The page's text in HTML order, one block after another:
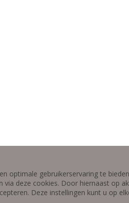
optimale gebruikerservaring te
deze cookies. Door hiernaast op
Deze instellingen kunt u op